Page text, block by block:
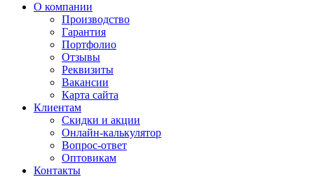
О компании
Производство
Гарантия
Портфолио
Отзывы
Реквизиты
Вакансии
Карта сайта
Клиентам
Скидки и акции
Онлайн-калькулятор
Вопрос-ответ
Оптовикам
Контакты